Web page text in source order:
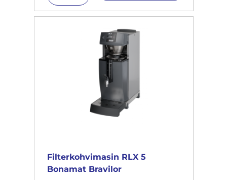
Filterkohvimasin RLX 5
Bonamat Bravilor